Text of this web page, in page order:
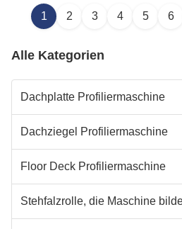
1 2 3 4 5 6
Alle Kategorien
Dachplatte Profiliermaschine
Dachziegel Profiliermaschine
Floor Deck Profiliermaschine
Stehfalzrolle, die Maschine